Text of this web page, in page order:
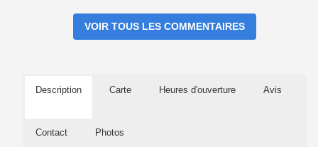
VOIR TOUS LES COMMENTAIRES
Description Carte Heures d'ouverture Avis
Contact Photos